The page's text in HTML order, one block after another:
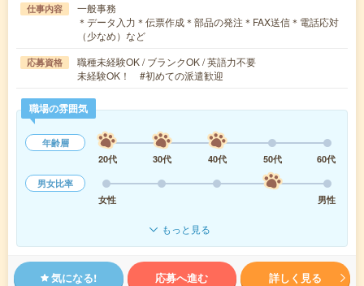
仕事内容
一般事務
＊データ入力＊伝票作成＊部品の発注＊FAX送信＊電話応対
（少なめ）など
応募資格
職種未経験OK / ブランクOK / 英語力不要
未経験OK！ #初めての派遣歓迎
職場の雰囲気
年齢層
20代
30代 40代 50代
60代
男女比率
女性
男性
もっと見る
気になる! 応募へ進む 詳しく見る